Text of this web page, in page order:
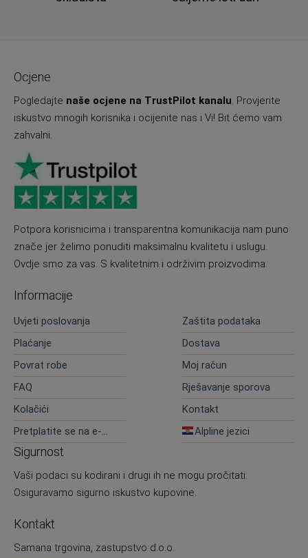
Ocjene
Pogledajte naše ocjene na TrustPilot kanalu. Provjerite
iskustvo mnogih korisnika i ocijenite nas i Vi! Bit ćemo vam
zahvalni.
Potpora korisnicima i transparentna komunikacija nam puno
znače jer želimo ponuditi maksimalnu kvalitetu i uslugu.
Ovdje smo za vas. S kvalitetnim i održivim proizvodima.
Informacije
Uvjeti poslovanja
Zaštita podataka
Plaćanje
Dostava
Povrat robe
Moj račun
FAQ
Rješavanje sporova
Kolačići
Kontakt
Pretplatite se na e-
Alpline jezici
Sigurnost
Vaši podaci su kodirani i drugi ih ne mogu pročitati.
Osiguravamo sigurno iskustvo kupovine.
Kontakt
Samana trgovina, zastupstvo d.o.o.